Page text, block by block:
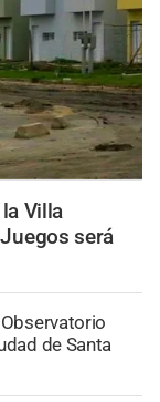
Villa
será
de Santa